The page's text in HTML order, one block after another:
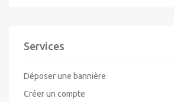
Services
Déposer une bannière
Créer un compte